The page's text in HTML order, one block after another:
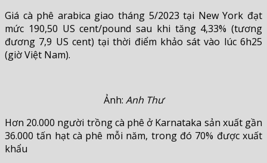
Giá cà phê arabica giao tháng 5/2023 tại New York đạt
mức 190,50 US cent/pound sau khi tăng 4,33% (tương
đương 7,9 US cent) tại thời điểm khảo sát vào lúc 6h25
(giờ Việt Nam).
Ảnh: Anh Thư
Hơn 20.000 người trồng cà phê ở Karnataka sản xuất gần
36.000 tấn hạt cà phê mỗi năm, trong đó 70% được xuất
khẩu